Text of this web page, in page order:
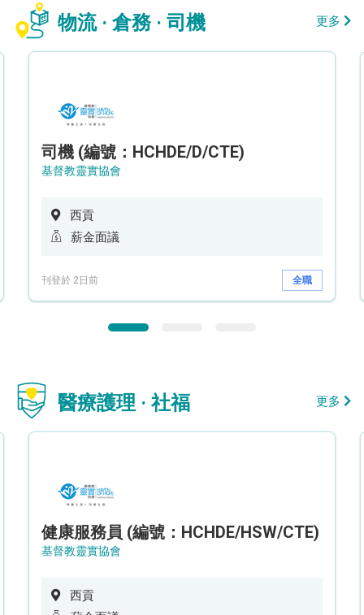
物流 · 倉務 · 司機 更多
司機 (編號：HCHDE/D/CTE)
基督教靈實協會
西貢
薪金面議
刊登於 2日前 全職
醫療護理 · 社福 更多
健康服務員 (編號：HCHDE/HSW/CTE)
基督教靈實協會
西貢